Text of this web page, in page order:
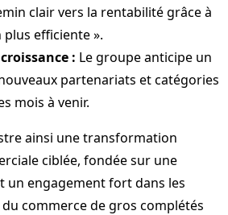
clair vers la rentabilité grâce à
plus efficiente ».
: Le groupe anticipe un
partenariats et catégories
mois à venir.
ainsi une transformation
ciblée, fondée sur une
un engagement fort dans les
commerce de gros complétés